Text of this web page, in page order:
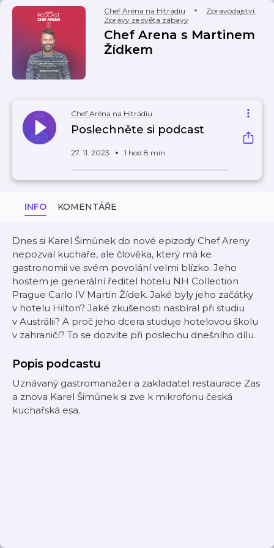
Chef Aréna na Hitrádiu Zpravodajství,
Zprávy ze světa zábavy
Chef Arena s Martinem
Žídkem
Chef Aréna na Hitrádiu
Poslechněte si podcast
27. 11. 2023 1 hod 8 min
INFO KOMENTÁŘE
Dnes si Karel Šimůnek do nové epizody Chef Areny
nepozval kuchaře, ale člověka, který má ke
gastronomii ve svém povolání velmi blízko. Jeho
hostem je generální ředitel hotelu NH Collection
Prague Carlo IV Martin Žídek. Jaké byly jeho začátky
v hotelu Hilton? Jaké zkušenosti nasbíral při studiu
v Austrálii? A proč jeho dcera studuje hotelovou školu
v zahraničí? To se dozvíte při poslechu dnešního dílu.
Popis podcastu
Uznávaný gastromanažer a zakladatel restaurace Zas
a znova Karel Šimůnek si zve k mikrofonu česká
kuchařská esa.